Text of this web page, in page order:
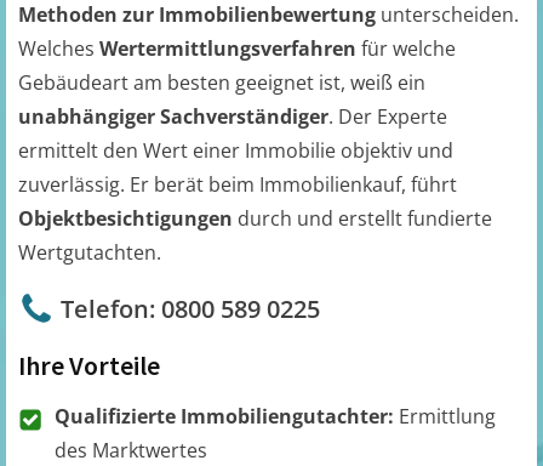
Methoden zur Immobilienbewertung unterscheiden.
Welches Wertermittlungsverfahren für welche
Gebäudeart am besten geeignet ist, weiß ein
unabhängiger Sachverständiger. Der Experte
ermittelt den Wert einer Immobilie objektiv und
zuverlässig. Er berät beim Immobilienkauf, führt
Objektbesichtigungen durch und erstellt fundierte
Wertgutachten.
Telefon: 0800 589 0225
Ihre Vorteile
Qualifizierte Immobiliengutachter: Ermittlung
des Marktwertes